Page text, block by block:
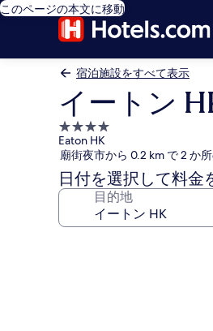
このページの本文に移動
宿泊施設をすべて表示
イートン
4.0
つ
星
宿
泊
Eaton HK
廟街夜市から 0.2 km で 2 か
日付を選択して料金
目的地